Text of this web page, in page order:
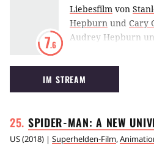
7.6
Liebesfilm von
Hepburn und Cary
Audrey Hepburn
Weltkrieg, hinter
Soldaten her sind.
niemand der, der er
IM STREAM
SPIDER-MAN: A NEW
US(2018) | Superhelden-Film,